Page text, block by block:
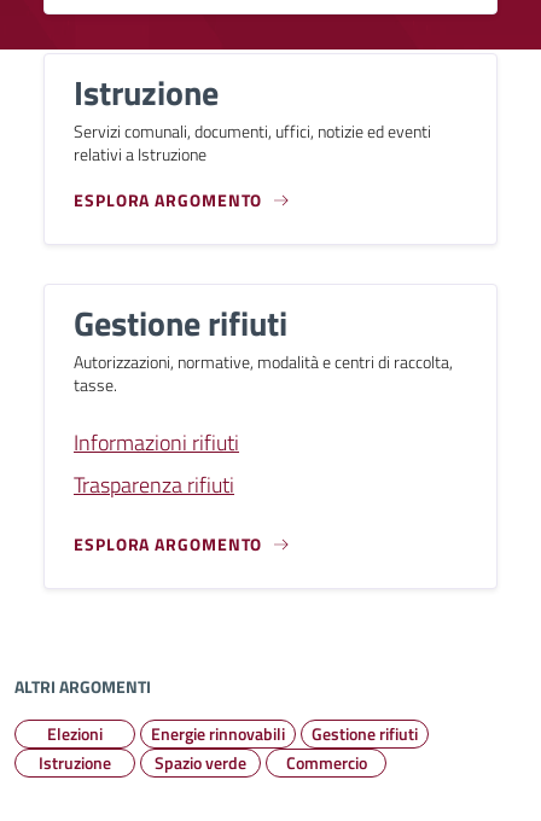
Istruzione
Servizi comunali, documenti, uffici, notizie ed eventi
relativi a Istruzione
ESPLORA ARGOMENTO
Gestione rifiuti
Autorizzazioni, normative, modalità e centri di raccolta,
tasse.
Informazioni rifiuti
Trasparenza rifiuti
ESPLORA ARGOMENTO
ALTRI ARGOMENTI
Elezioni
Energie rinnovabili
Gestione rifiuti
Istruzione
Spazio verde Commercio